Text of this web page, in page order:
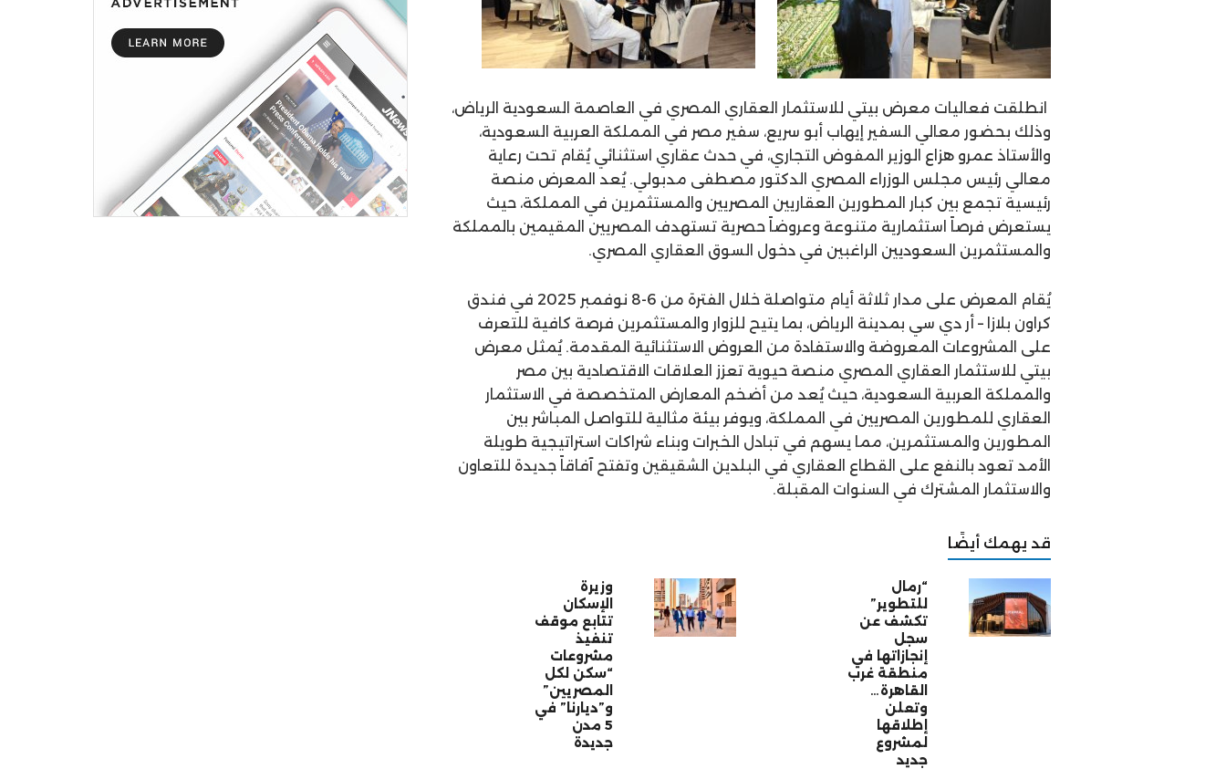
انطلقت فعاليات معرض بيتي للاستثمار العقاري المصري في العاصمة السعودية الرياض،
وذلك بحضور معالي السفير إيهاب أبو سريع، سفير مصر في المملكة العربية السعودية،
والأستاذ عمرو هزاع الوزير المفوض التجاري، في حدث عقاري استثنائي يُقام تحت رعاية
معالي رئيس مجلس الوزراء المصري الدكتور مصطفى مدبولي. يُعد المعرض منصة
رئيسية تجمع بين كبار المطورين العقاريين المصريين والمستثمرين في المملكة، حيث
يستعرض فرصاً استثمارية متنوعة وعروضاً حصرية تستهدف المصريين المقيمين بالمملكة
والمستثمرين السعوديين الراغبين في دخول السوق العقاري المصري.
يُقام المعرض على مدار ثلاثة أيام متواصلة خلال الفترة من 6-8 نوفمبر 2025 في فندق
كراون بلازا – أر دي سي بمدينة الرياض، بما يتيح للزوار والمستثمرين فرصة كافية للتعرف
على المشروعات المعروضة والاستفادة من العروض الاستثنائية المقدمة. يُمثل معرض
بيتي للاستثمار العقاري المصري منصة حيوية تعزز العلاقات الاقتصادية بين مصر
والمملكة العربية السعودية، حيث يُعد من أضخم المعارض المتخصصة في الاستثمار
العقاري للمطورين المصريين في المملكة، ويوفر بيئة مثالية للتواصل المباشر بين
المطورين والمستثمرين، مما يسهم في تبادل الخبرات وبناء شراكات استراتيجية طويلة
الأمد تعود بالنفع على القطاع العقاري في البلدين الشقيقين وتفتح آفاقاً جديدة للتعاون
والاستثمار المشترك في السنوات المقبلة.
قد يهمك أيضًا
“رمال
للتطوير”
تكشف عن
سجل
إنجازاتها في
منطقة غرب
القاهرة…
وتعلن
إطلاقها
لمشروع
جديد
وزيرة
الإسكان
تتابع موقف
تنفيذ
مشروعات
“سكن لكل
المصريين”
و”ديارنا” في
5 مدن
جديدة